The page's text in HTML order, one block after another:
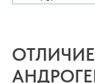
ОТЛИЧИЕ